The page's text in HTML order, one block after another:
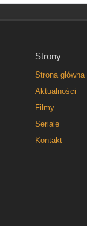
Strony
Strona główna
Aktualności
Filmy
Seriale
Kontakt